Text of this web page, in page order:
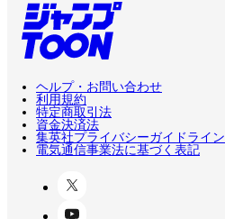
ヘルプ・お問い合わせ
利用規約
特定商取引法
資金決済法
集英社プライバシーガイドライン
電気通信事業法に基づく表記